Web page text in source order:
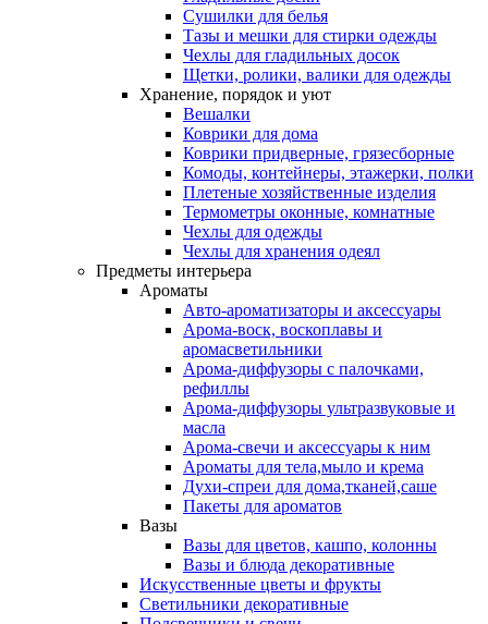
Сушилки для белья
Тазы и мешки для стирки одежды
Чехлы для гладильных досок
Щетки, ролики, валики для одежды
Хранение, порядок и уют
Вешалки
Коврики для дома
Коврики придверные, грязесборные
Комоды, контейнеры, этажерки, полки
Плетеные хозяйственные изделия
Термометры оконные, комнатные
Чехлы для одежды
Чехлы для хранения одеял
Предметы интерьера
Ароматы
Авто-ароматизаторы и аксессуары
Арома-воск, воскоплавы и
аромасветильники
Арома-диффузоры с палочками,
рефиллы
Арома-диффузоры ультразвуковые и
масла
Арома-свечи и аксессуары к ним
Ароматы для тела,мыло и крема
Духи-спреи для дома,тканей,саше
Пакеты для ароматов
Вазы
Вазы для цветов, кашпо, колонны
Вазы и блюда декоративные
Искусственные цветы и фрукты
Светильники декоративные